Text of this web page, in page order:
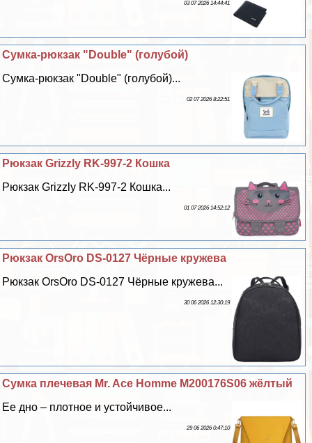
03 07 2026 14:44:41
Сумка-рюкзак "Double" (гoлyбой)
Сумка-рюкзак "Double" (гoлyбой)...
02 07 2026 8:22:51
Рюкзак Grizzly RK-997-2 Кошка
Рюкзак Grizzly RK-997-2 Кошка...
01 07 2026 14:52:12
Рюкзак OrsOro DS-0127 Чёрные кружева
Рюкзак OrsOro DS-0127 Чёрные кружева...
30 06 2026 12:30:19
Сумка плечевая Mr. Ace Homme M200176S06 жёлтый
Ее дно – плотное и устойчивое...
29 06 2026 0:47:10